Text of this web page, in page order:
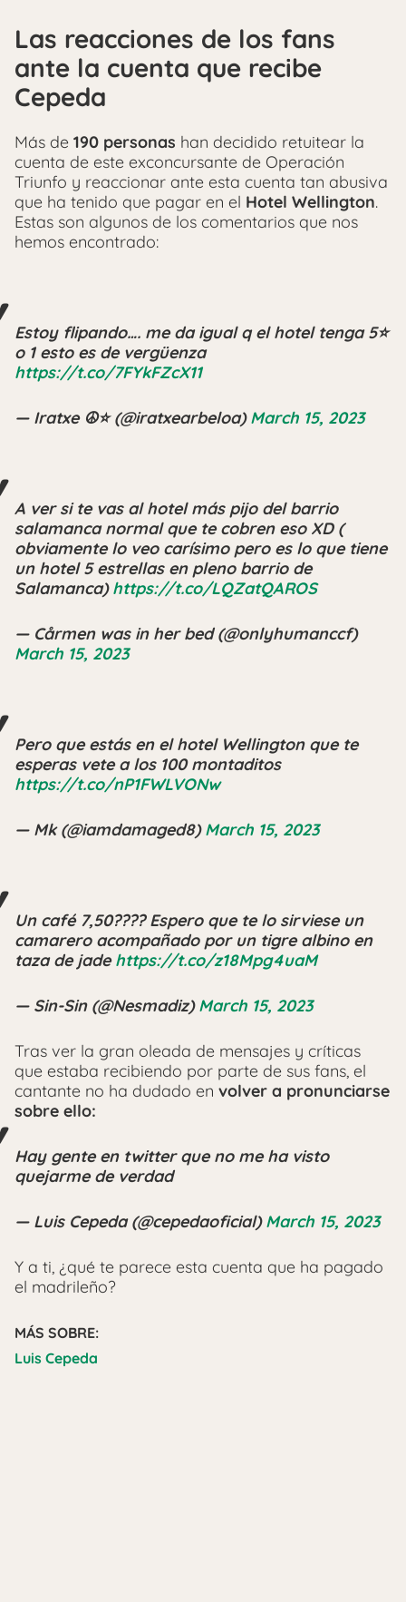
Las reacciones de los fans
ante la cuenta que recibe
Cepeda
Más de 190 personas han decidido retuitear la
cuenta de este exconcursante de Operación
Triunfo y reaccionar ante esta cuenta tan abusiva
que ha tenido que pagar en el Hotel Wellington.
Estas son algunos de los comentarios que nos
hemos encontrado:
Estoy flipando…. me da igual q el hotel tenga 5⭐️
o 1 esto es de vergüenza
https://t.co/7FYkFZcX11
— Iratxe ️☮️⭐️ (@iratxearbeloa)March 15, 2023
A ver si te vas al hotel más pijo del barrio
salamanca normal que te cobren eso XD (
obviamente lo veo carísimo pero es lo que tiene
un hotel 5 estrellas en pleno barrio de
Salamanca)https://t.co/LQZatQAROS
— Cårmen was in her bed (@onlyhumanccf)
March 15, 2023
Pero que estás en el hotel Wellington que te
esperas vete a los 100 montaditos
https://t.co/nP1FWLVONw
— Mk️‍ (@iamdamaged8)March 15, 2023
Un café 7,50???? Espero que te lo sirviese un
camarero acompañado por un tigre albino en
taza de jadehttps://t.co/z18Mpg4uaM
— Sin-Sin (@Nesmadiz)March 15, 2023
Tras ver la gran oleada de mensajes y críticas
que estaba recibiendo por parte de sus fans, el
cantante no ha dudado en volver a pronunciarse
sobre ello:
Hay gente en twitter que no me ha visto
quejarme de verdad
— Luis Cepeda (@cepedaoficial)March 15, 2023
Y a ti, ¿qué te parece esta cuenta que ha pagado
el madrileño?
MÁS SOBRE:
Luis Cepeda